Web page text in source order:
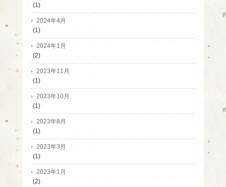
(1)
2024年4月
(1)
2024年1月
(2)
2023年11月
(1)
2023年10月
(1)
2023年8月
(1)
2023年3月
(1)
2023年1月
(2)